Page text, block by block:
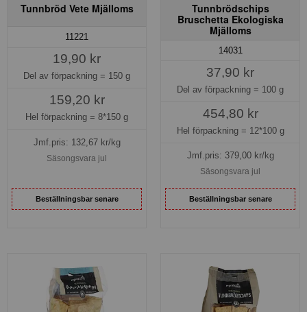
Tunnbröd Vete Mjälloms
11221
19,90 kr
Del av förpackning = 150 g
159,20 kr
Hel förpackning = 8*150 g
Jmf.pris: 132,67kr/kg
Säsongsvara jul
Beställningsbar senare
Tunnbrödschips
Bruschetta Ekologiska
Mjälloms
14031
37,90 kr
Del av förpackning = 100 g
454,80 kr
Hel förpackning = 12*100 g
Jmf.pris: 379,00kr/kg
Säsongsvara jul
Beställningsbar senare